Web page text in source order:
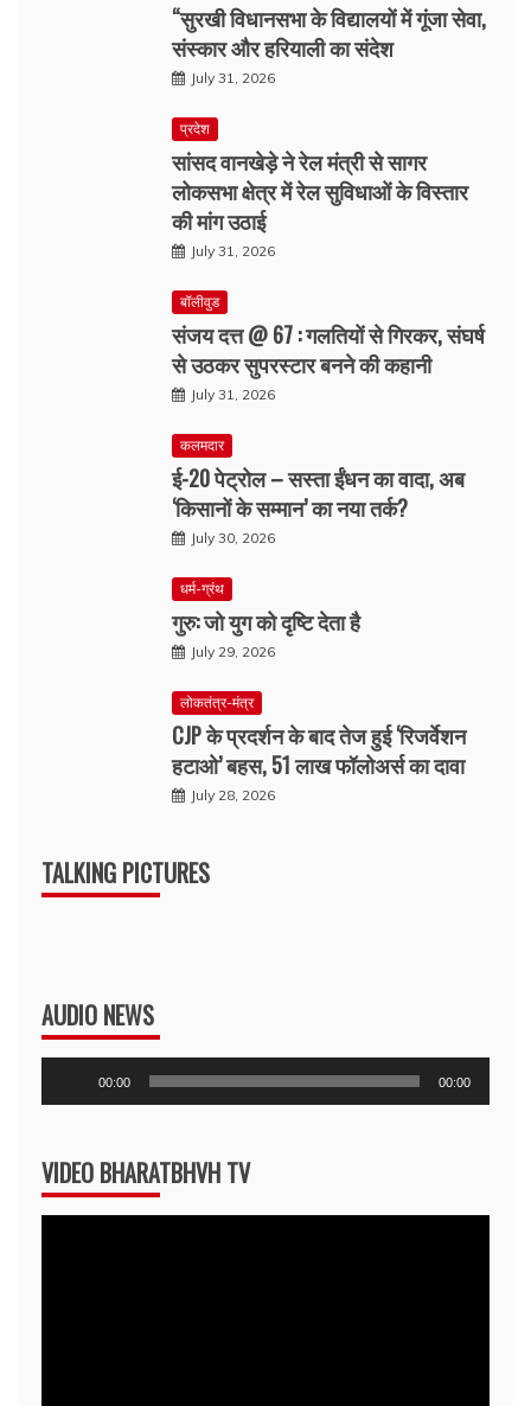
“सुरखी विधानसभा के विद्यालयों में गूंजा सेवा,
संस्कार और हरियाली का संदेश
July 31, 2026
प्रदेश
सांसद वानखेड़े ने रेल मंत्री से सागर
लोकसभा क्षेत्र में रेल सुविधाओं के विस्तार
की मांग उठाई
July 31, 2026
बॉलीवुड
संजय दत्त @ 67 : गलतियों से गिरकर, संघर्ष
से उठकर सुपरस्टार बनने की कहानी
July 31, 2026
कलमदार
ई-20 पेट्रोल – सस्ता ईंधन का वादा, अब
‘किसानों के सम्मान’ का नया तर्क?
July 30, 2026
धर्म-ग्रंथ
गुरु: जो युग को दृष्टि देता है
July 29, 2026
लोकतंत्र-मंत्र
CJP के प्रदर्शन के बाद तेज हुई ‘रिजर्वेशन
हटाओ’ बहस, 51 लाख फॉलोअर्स का दावा
July 28, 2026
TALKING PICTURES
AUDIO NEWS
Player
00:00 00:00
VIDEO BHARATBHVH TV